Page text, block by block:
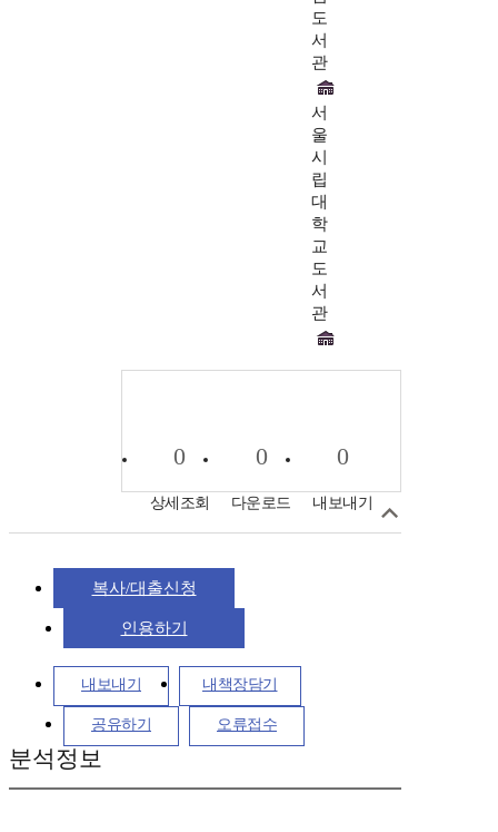
도
서
관
서
울
시
립
대
학
교
도
서
관
0
상세조회
0
다운로드
0
내보내기
복사/대출신청
인용하기
내보내기 내책장담기
공유하기 오류접수
분석정보